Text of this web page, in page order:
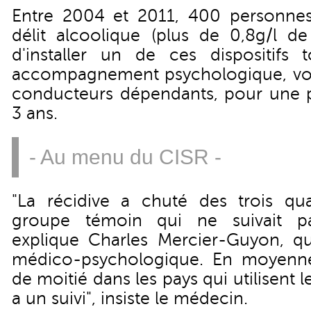
Entre 2004 et 2011, 400
délit alcoolique (plus de 0,8g/l
d'installer un de ces dispositifs
accompagnement psychologique,
conducteurs dépendants, pour une
3 ans.
- Au menu du CISR -
"La récidive a chuté des trois
groupe témoin qui ne suivait
explique Charles Mercier-Guyon,
médico-psychologique. En
de moitié dans les pays qui utilisent
a un suivi", insiste le médecin.